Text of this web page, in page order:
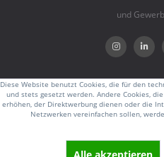
und
Diese Website benutzt Cookies, die für den
und stets gesetzt werden. Andere Cookies,
erhöhen, der Direktwerbung dienen oder die
Netzwerken vereinfachen sollen,